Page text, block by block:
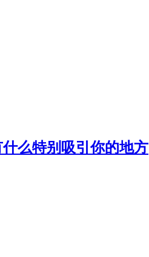
么特别吸引你的地方